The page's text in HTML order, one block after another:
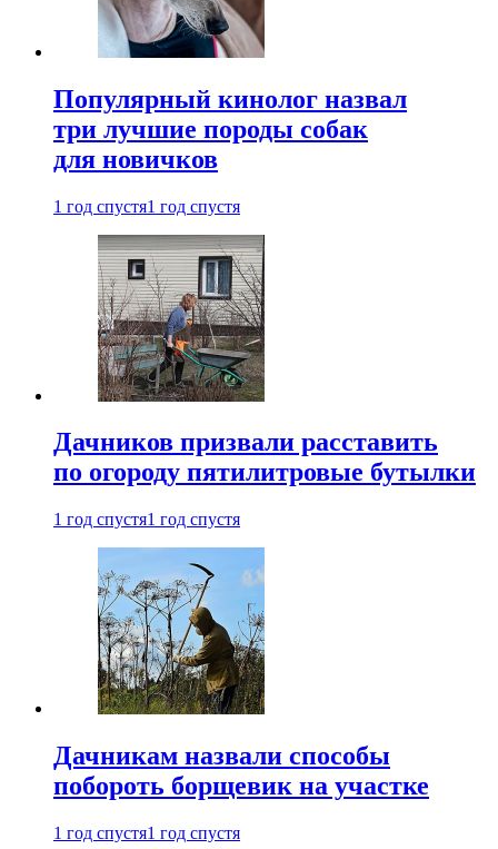
Популярный кинолог назвал
три лучшие породы собак
для новичков
1 год спустя1 год спустя
Дачников призвали расставить
по огороду пятилитровые бутылки
1 год спустя1 год спустя
Дачникам назвали способы
побороть борщевик на участке
1 год спустя1 год спустя